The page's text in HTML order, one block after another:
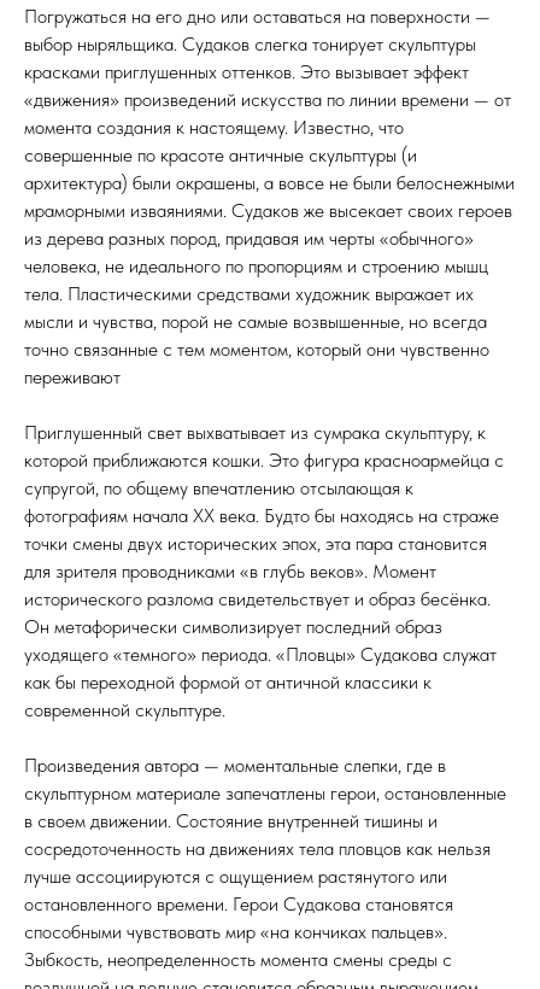
Погружаться на его дно или оставаться на поверхности —
выбор ныряльщика. Судаков слегка тонирует скульптуры
красками приглушенных оттенков. Это вызывает эффект
«движения» произведений искусства по линии времени — от
момента создания к настоящему. Известно, что
совершенные по красоте античные скульптуры (и
архитектура) были окрашены, а вовсе не были белоснежными
мраморными изваяниями. Судаков же высекает своих героев
из дерева разных пород, придавая им черты «обычного»
человека, не идеального по пропорциям и строению мышц
тела. Пластическими средствами художник выражает их
мысли и чувства, порой не самые возвышенные, но всегда
точно связанные с тем моментом, который они чувственно
переживают
Приглушенный свет выхватывает из сумрака скульптуру, к
которой приближаются кошки. Это фигура красноармейца с
супругой, по общему впечатлению отсылающая к
фотографиям начала XX века. Будто бы находясь на страже
точки смены двух исторических эпох, эта пара становится
для зрителя проводниками «в глубь веков». Момент
исторического разлома свидетельствует и образ бесёнка.
Он метафорически символизирует последний образ
уходящего «темного» периода. «Пловцы» Судакова служат
как бы переходной формой от античной классики к
современной скульптуре.
Произведения автора — моментальные слепки, где в
скульптурном материале запечатлены герои, остановленные
в своем движении. Состояние внутренней тишины и
сосредоточенность на движениях тела пловцов как нельзя
лучше ассоциируются с ощущением растянутого или
остановленного времени. Герои Судакова становятся
способными чувствовать мир «на кончиках пальцев».
Зыбкость, неопределенность момента смены среды с